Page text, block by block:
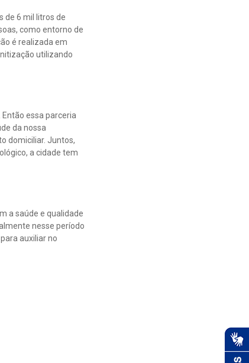
de 6 mil litros de
como entorno de
é realizada em
utilizando
essa parceria
da nossa
domiciliar. Juntos,
a cidade tem
a saúde e qualidade
nesse período
auxiliar no